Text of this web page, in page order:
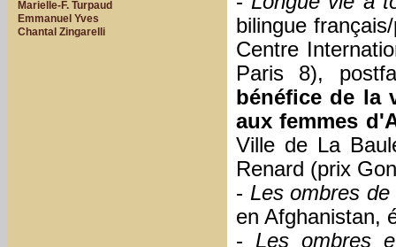
Marielle-F. Turpaud
Emmanuel Yves
Chantal Zingarelli
bilingue
Centre
Paris 8),
bénéfice de la
aux femmes
Ville de La
Renard (prix
- Les ombres de
en Afghanistan,
- Les ombres